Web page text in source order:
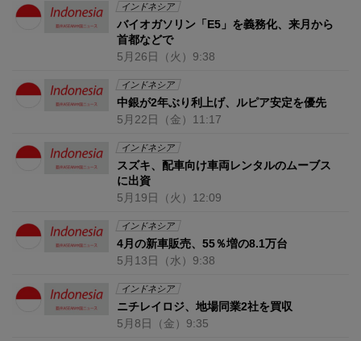
インドネシア
バイオガソリン「E5」を義務化、来月から
首都などで
5月26日 （火） 9:38
インドネシア
中銀が2年ぶり利上げ、ルピア安定を優先
5月22日 （金） 11:17
インドネシア
スズキ、配車向け車両レンタルのムーブス
に出資
5月19日 （火） 12:09
インドネシア
4月の新車販売、55％増の8.1万台
5月13日 （水） 9:38
インドネシア
ニチレイロジ、地場同業2社を買収
5月8日 （金） 9:35